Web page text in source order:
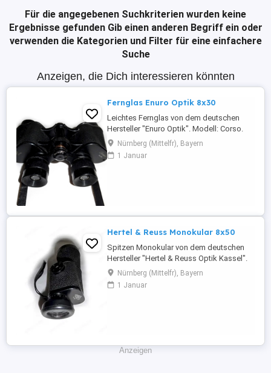
Für die angegebenen Suchkriterien wurden keine
Ergebnisse gefunden Gib einen anderen Begriff ein oder
verwenden die Kategorien und Filter für eine einfachere
Suche
Anzeigen, die Dich interessieren könnten
Fernglas Enuro Optik 8x30
Leichtes Fernglas von dem deutschen
Hersteller "Enuro Optik". Modell: Corso.
Das Fernglas befindet sich in einem guten
gebrauchten Zustand. Voll funktionsfähig.
Eigenschaften & technische Daten: -
Nürnberg (Mittelfr), Bayern
1 Januar
Hertel & Reuss Monokular 8x50
Spitzen Monokular von dem deutschen
Hersteller "Hertel & Reuss Optik Kassel".
Das Monokular befindet sich in einem
guten gebrauchten Zustand. Voll
funktionsfähig. Eigenschaften &
Nürnberg (Mittelfr), Bayern
1 Januar
Anzeigen